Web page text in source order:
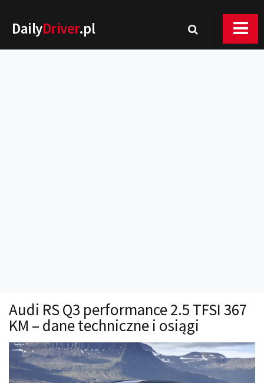
DailyDriver.pl
Technika jazdy
Oświetlenie
Kalkulatory
Przelicznik mocy
Audi RS Q3 performance 2.5 TFSI 367
KM – dane techniczne i osiągi